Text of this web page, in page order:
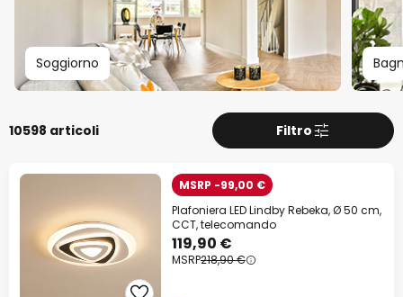
Soggiorno
10598 articoli Filtro
MSRP -99,00 €
Plafoniera LED Lindby Rebeka, Ø 50 cm,
CCT, telecomando
119,90 €
MSRP218,90 €